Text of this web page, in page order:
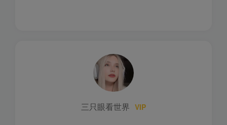
三只眼看世界 VIP